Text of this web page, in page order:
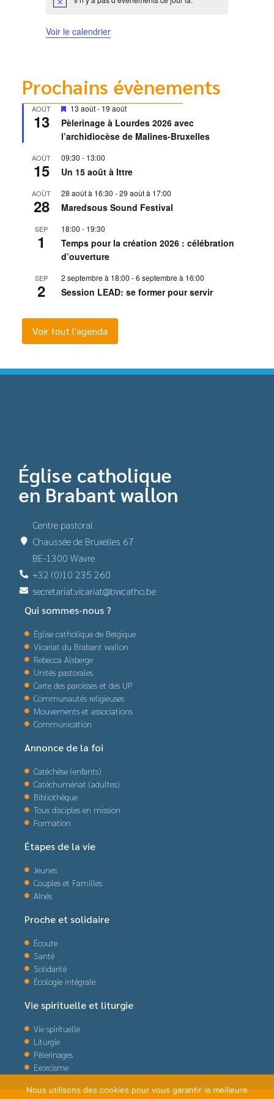
Notice
Voir le calendrier
Prochains évènements
AOÛT
13
Mis
en
avant
13 août- 19 août
Pèlerinage à Lourdes 2026 avec
l’archidiocèse de Malines-Bruxelles
AOÛT
15
09:30 - 13:00
Un 15 août à Ittre
AOÛT
28
28 août à 16:30 -29 août à 17:00
Maredsous Sound Festival
SEP
1
18:00 - 19:30
Temps pour la création 2026 : célébration
d’ouverture
SEP
2
2 septembre à 18:00 -6 septembre à 16:00
Session LEAD: se former pour servir
Voir tout l'agenda
Église catholique
en Brabant wallon
Centre pastoral
Chaussée de Bruxelles 67
BE-1300 Wavre
+32 (0)10 235 260
secretariat.vicariat@bwcatho.be
Qui sommes-nous ?
Église catholique de Belgique
Vicariat du Brabant wallon
Rebecca Alsberge
Unités pastorales
Carte des paroisses et des UP
Communautés religieuses
Mouvements et associations
Communication
Annonce de la foi
Catéchèse (enfants)
Catéchuménat (adultes)
Bibliothèque
Tous disciples en mission
Formation
Étapes de la vie
Jeunes
Couples et Familles
Aînés
Proche et solidaire
Écoute
Santé
Solidarité
Écologie intégrale
Vie spirituelle et liturgie
Vie spirituelle
Liturgie
Pèlerinages
Exorcisme
Nous utilisons des cookies pour vous garantir la meilleure